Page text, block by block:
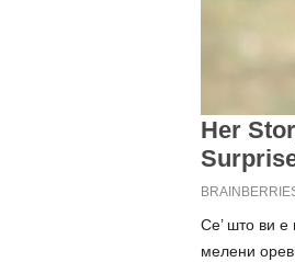
Се’ што ви е
мелени